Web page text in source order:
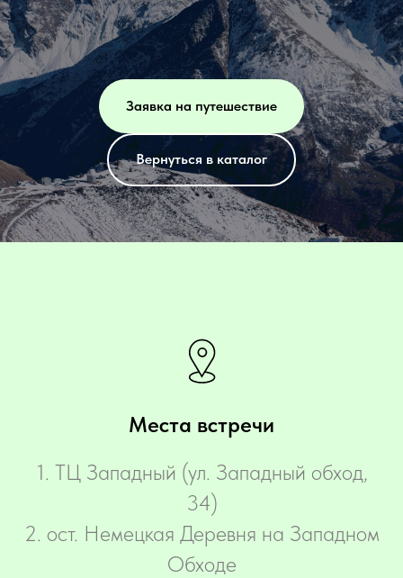
Заявка на путешествие
Вернуться в каталог
Места встречи
‌1. ТЦ Западный (ул. Западный обход,
34)
2. ост. Немецкая Деревня на Западном
Обходе